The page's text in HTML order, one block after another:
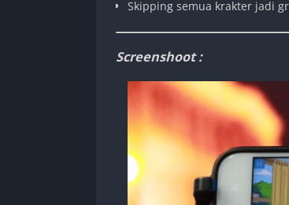
Skipping semua krakter jadi
Screenshoot :